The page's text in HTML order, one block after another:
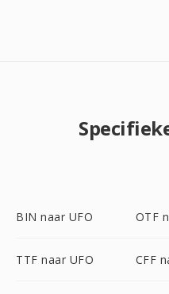
BIN naar UFO OTF
TTF naar UFO CFF